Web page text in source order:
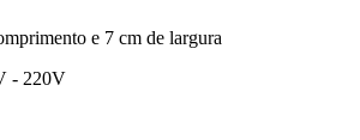
e 7 cm de largura
- 220V